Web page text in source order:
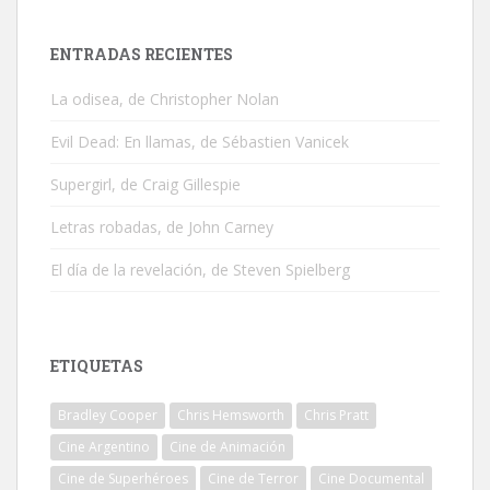
ENTRADAS RECIENTES
La odisea, de Christopher Nolan
Evil Dead: En llamas, de Sébastien Vanicek
Supergirl, de Craig Gillespie
Letras robadas, de John Carney
El día de la revelación, de Steven Spielberg
ETIQUETAS
Bradley Cooper Chris Hemsworth
Chris Pratt
Cine Argentino
Cine de Animación
Cine de Superhéroes
Cine de Terror
Cine Documental